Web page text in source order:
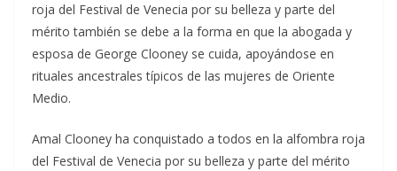
roja del Festival de Venecia por su belleza y parte del
mérito también se debe a la forma en que la abogada y
esposa de George Clooney se cuida, apoyándose en
rituales ancestrales típicos de las mujeres de Oriente
Medio.
​Amal Clooney ha conquistado a todos en la alfombra roja
del Festival de Venecia por su belleza y parte del mérito